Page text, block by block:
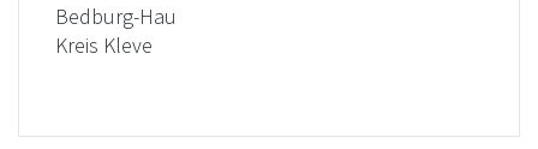
Bedburg-Hau
Kreis Kleve